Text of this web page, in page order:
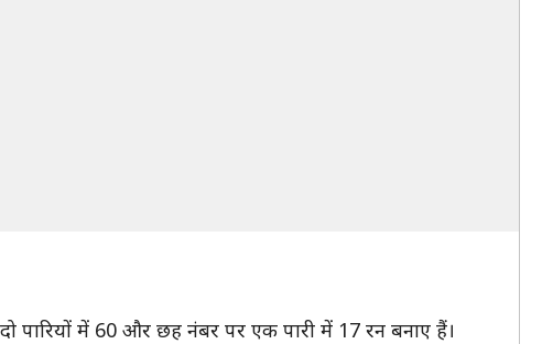
पारियों में 60 और छह नंबर पर एक पारी में 17 रन बनाए हैं।